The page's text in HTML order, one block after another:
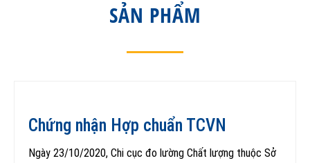
SẢN PHẨM
Chứng nhận Hợp chuẩn TCVN
Ngày 23/10/2020, Chi cục đo lường Chất lượng thuộc Sở